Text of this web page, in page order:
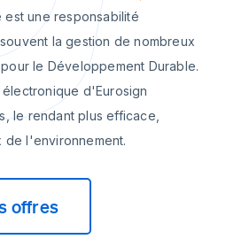
une responsabilité
la gestion de nombreux
le Développement Durable.
d'Eurosign
le rendant plus efficace,
l'environnement.
offres